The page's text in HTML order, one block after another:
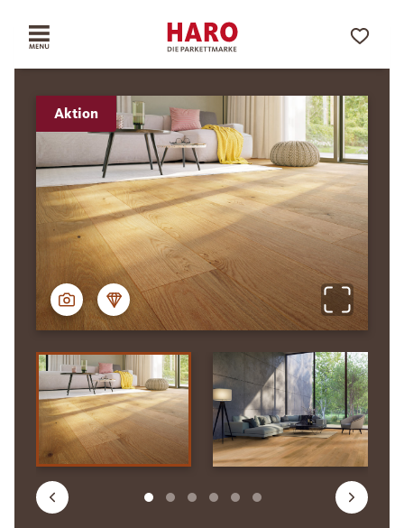
Aktion